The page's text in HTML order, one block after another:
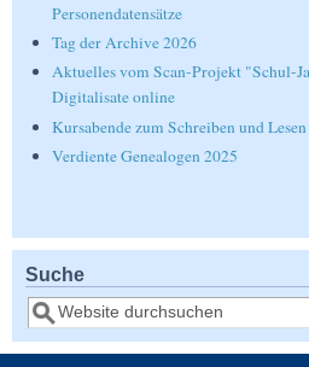
Personendatensätze
Tag der Archive 2026
Aktuelles vom Scan-Projekt "Schul-
Digitalisate online
Kursabende zum Schreiben und
Verdiente Genealogen 2025
Suche
Suche